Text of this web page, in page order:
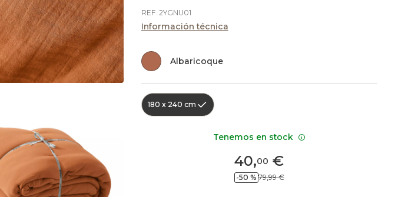
REF. 2YGNU01
Información técnica
Albaricoque
180 x 240 cm
40,00 €
-50 % 79,99 €